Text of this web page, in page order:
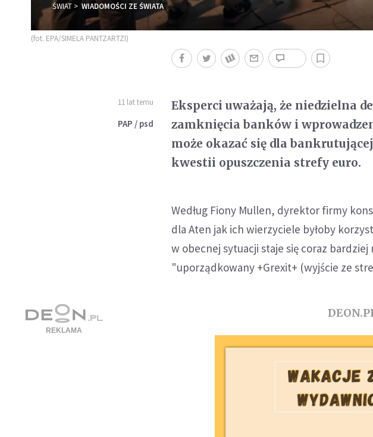
ŚWIAT WIADOMOŚCI ZE ŚWIATA
(fot. EPA/SIMELA PANTZARTZI)
11 lat temu
PAP / psd
Eksperci uważają, że niedzielna
zamknięcia banków i
może okazać się dla
kwestii opuszczenia strefy euro.
Według Fiony Mullen, dyrektor firmy
dla Aten jak ich wierzyciele byłoby
w obecnej sytuacji staje się coraz
"uporządkowany +Grexit+ (wyjście ze